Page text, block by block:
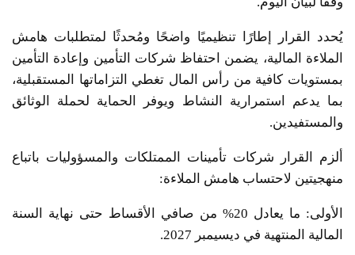
يُحدد القرار إطارًا تنظيميًا واضحًا ومُحدثًا لمتطلبات هامش
الملاءة المالية، يضمن احتفاظ شركات التأمين وإعادة التأمين
بمستويات كافية من رأس المال تغطي التزاماتها المستقبلية،
بما يدعم استمرارية النشاط ويوفر الحماية لحملة الوثائق
والمستفيدين.
ألزم القرار شركات تأمينات الممتلكات والمسؤوليات باتباع
منهجيتين لاحتساب هامش الملاءة:
الأولى: ما يعادل 20% من صافي الأقساط حتى نهاية السنة
المالية المنتهية في ديسيمبر 2027.